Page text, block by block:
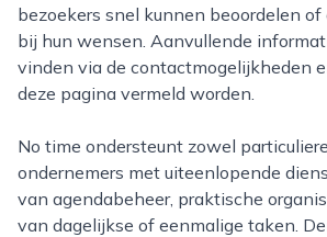
bezoekers snel kunnen beoordelen
bij hun wensen. Aanvullende
vinden via de contactmogelijkheden
deze pagina vermeld worden.
No time ondersteunt zowel particulieren als
ondernemers met uiteenlopende
van agendabeheer, praktische
van dagelijkse of eenmalige taken.